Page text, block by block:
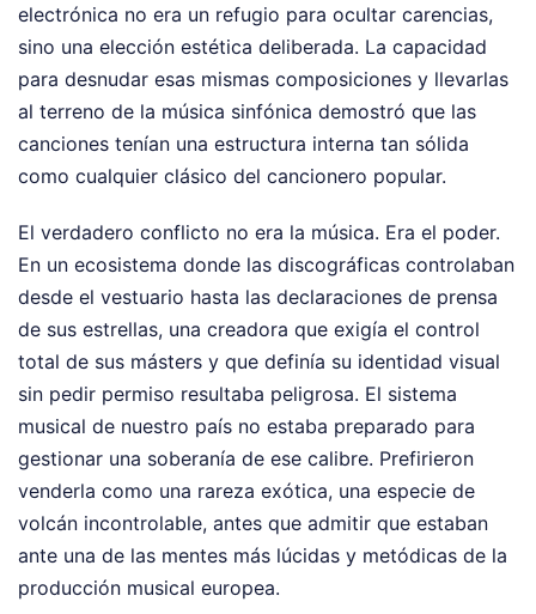
electrónica no era un refugio para ocultar carencias,
sino una elección estética deliberada. La capacidad
para desnudar esas mismas composiciones y llevarlas
al terreno de la música sinfónica demostró que las
canciones tenían una estructura interna tan sólida
como cualquier clásico del cancionero popular.
El verdadero conflicto no era la música. Era el poder.
En un ecosistema donde las discográficas controlaban
desde el vestuario hasta las declaraciones de prensa
de sus estrellas, una creadora que exigía el control
total de sus másters y que definía su identidad visual
sin pedir permiso resultaba peligrosa. El sistema
musical de nuestro país no estaba preparado para
gestionar una soberanía de ese calibre. Prefirieron
venderla como una rareza exótica, una especie de
volcán incontrolable, antes que admitir que estaban
ante una de las mentes más lúcidas y metódicas de la
producción musical europea.